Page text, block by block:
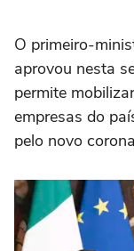
O primeiro-
aprovou nesta
permite
empresas do
pelo novo